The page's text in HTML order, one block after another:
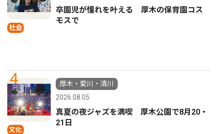
社会
卒園児が憧れを叶える 厚木の保育園コス
モスで
4
文化
厚木・愛川・清川
2026.08.05
真夏の夜ジャズを満喫 厚木公園で8月20・
21日